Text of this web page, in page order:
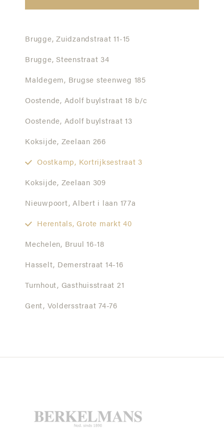
Brugge, Zuidzandstraat 11-15
Brugge, Steenstraat 34
Maldegem, Brugse steenweg 185
Oostende, Adolf buylstraat 18 b/c
Oostende, Adolf buylstraat 13
Koksijde, Zeelaan 266
Oostkamp, Kortrijksestraat 3
Koksijde, Zeelaan 309
Nieuwpoort, Albert i laan 177a
Herentals, Grote markt 40
Mechelen, Bruul 16-18
Hasselt, Demerstraat 14-16
Turnhout, Gasthuisstraat 21
Gent, Voldersstraat 74-76